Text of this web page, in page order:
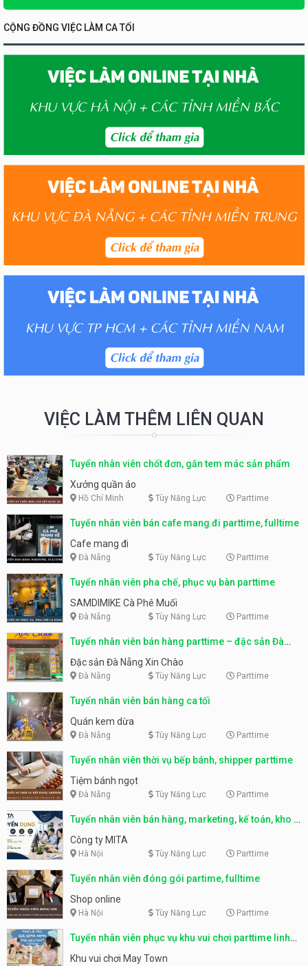
CỘNG ĐỒNG VIỆC LÀM CA TỐI
VIỆC LÀM THÊM LIÊN QUAN
Tuyển nhân viên chốt đơn, gắn tem mác sản phẩm
Xưởng quần áo
Hồ Chí Minh Tùy Năng Lực Parttime
Tuyển nhân viên bán cafe mang đi parttime, fulltime
Cafe mang đi
Đà Nẵng Tùy Năng Lực Parttime
Tuyển nhân viên pha chế, phục vụ bàn parttime
SAMDIMIKE Cà Phê Muối
Đà Nẵng Tùy Năng Lực Parttime
Tuyển nhân viên bán hàng parttime – đặc sản Đà
Nẵng
Đặc sản Đà Nẵng Xin Chào
Đà Nẵng Tùy Năng Lực Parttime
Tuyển nhân viên bán hàng ca tối
Quán kem dừa
Đà Nẵng Tùy Năng Lực Parttime
Tuyển nhân viên thời vụ bếp bánh, shipper parttime
Tiệm bánh ngọt
Đà Nẵng Tùy Năng Lực Parttime
Tuyển nhân viên bán hàng, marketing, kế toán, kho –
parttime, fulltime
Công ty MITA
Hà Nội Tùy Năng Lực Parttime
Tuyển nhân viên đóng gói partime, fulltime
Shop online
Hà Nội Tùy Năng Lực Parttime
Tuyển nhân viên phục vụ khu vui chơi parttime linh
động
Khu vui chơi May Town